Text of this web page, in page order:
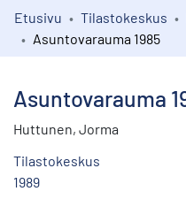
Kokoelmat
Etusivu Tilastokeskus
Asuntovarauma 1985
Asuntovarauma
Huttunen, Jorma
Tilastokeskus
1989